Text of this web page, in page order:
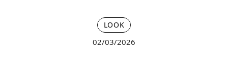
LOOK
02/03/2026